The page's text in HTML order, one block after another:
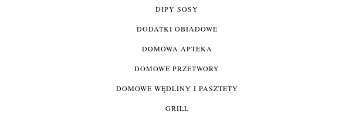
DIPY SOSY
DODATKI OBIADOWE
DOMOWA APTEKA
DOMOWE PRZETWORY
DOMOWE WĘDLINY I PASZTETY
GRILL